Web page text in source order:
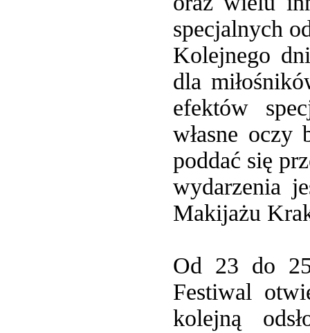
specjalnych
Kolejnego
dla
efektów
własne oczy
poddać się
wydarzenia
Makijażu
Od 23 do
Festiwal
kolejną